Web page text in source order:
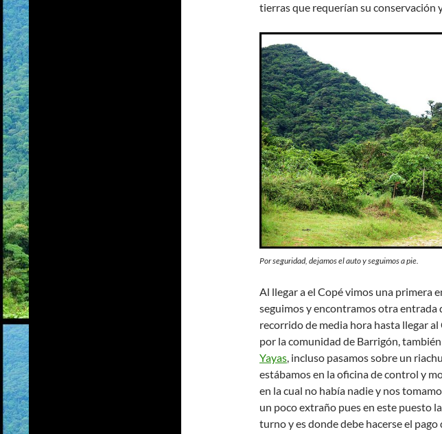
tierras que requerían su conservación
Por seguridad, dejamos el auto y seguimos a pie.
Al llegar a el Copé vimos una primera
seguimos y encontramos otra entrada
recorrido de media hora hasta llegar
por la comunidad de Barrigón,
Yayas, incluso pasamos sobre un
estábamos en la oficina de control y
en la cual no había nadie y nos
un poco extraño pues en este puesto
turno y es donde debe hacerse el pago